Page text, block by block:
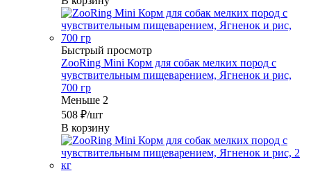
Быстрый просмотр
ZooRing Mini Корм для собак мелких пород с
чувствительным пищеварением, Ягненок и рис,
700 гр
Меньше 2
508 ₽/шт
В корзину